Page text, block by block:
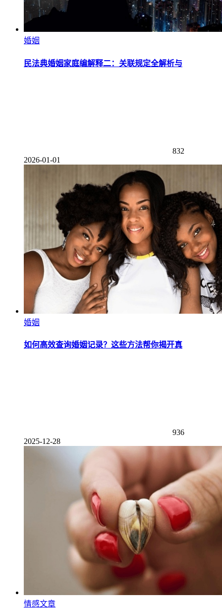
婚姻
民法典婚姻家庭编解释二：关联规定全解析与
832
2026-01-01
婚姻
如何高效查询婚姻记录？这些方法帮你揭开真
936
2025-12-28
情感文章